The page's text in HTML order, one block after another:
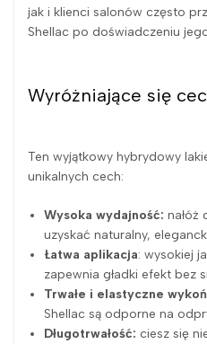
jak i klienci salonów często
Shellac po doświadczeniu
Wyróżniające się
Ten wyjątkowy hybrydowy
unikalnych cech:
Wysoka wydajność: nałóż
uzyskać naturalny,
Łatwa aplikacja: wysokiej
zapewnia gładki efekt bez
Trwałe i elastyczne
Shellac są odporne na
Długotrwałość: ciesz się